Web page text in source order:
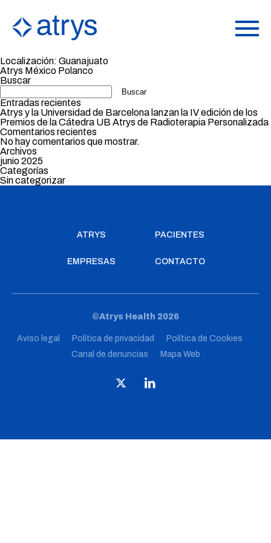
Localización: Guanajuato
Atrys México Polanco
Buscar
Buscar
Entradas recientes
Atrys y la Universidad de Barcelona lanzan la IV edición de los
Premios de la Cátedra UB Atrys de Radioterapia Personalizada
Comentarios recientes
No hay comentarios que mostrar.
Archivos
junio 2025
Categorías
Sin categorizar
ATRYS PACIENTES
EMPRESAS CONTACTO
©Atrys Health 2026
Aviso legal Política de privacidad
Política de Cookies
Canal de denuncias
Mapa Web